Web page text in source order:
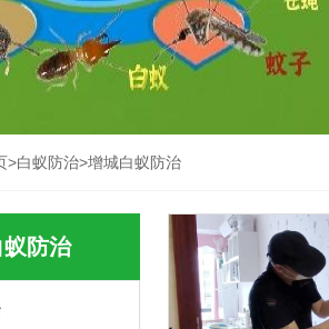
>白蚁防治>增城白蚁防治
防治